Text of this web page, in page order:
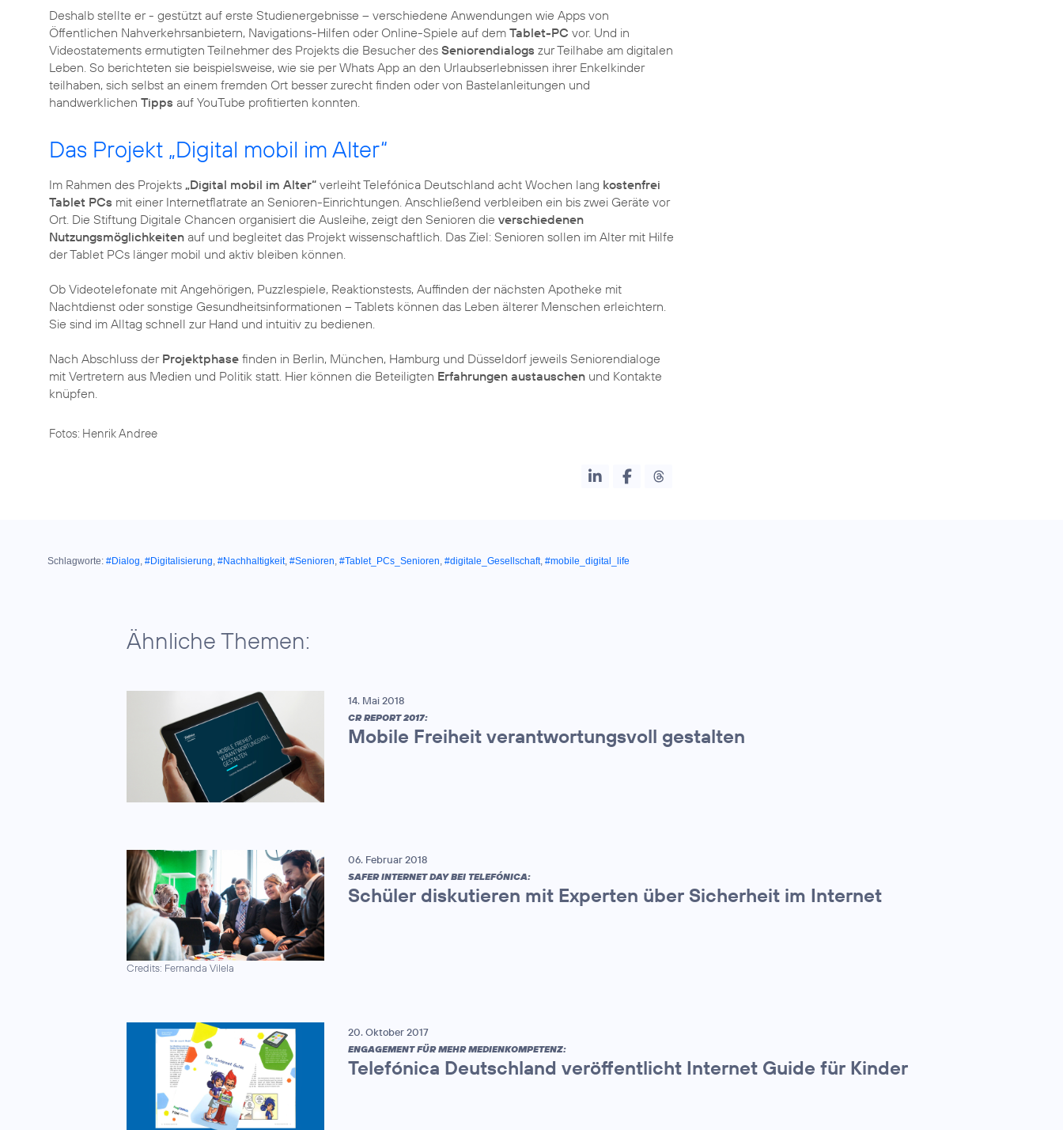
Deshalb stellte er - gestützt auf erste Studienergebnisse – verschiedene Anwendungen wie Apps von
Öffentlichen Nahverkehrsanbietern, Navigations-Hilfen oder Online-Spiele auf dem Tablet-PC vor. Und in
Videostatements ermutigten Teilnehmer des Projekts die Besucher des Seniorendialogs zur Teilhabe am digitalen
Leben. So berichteten sie beispielsweise, wie sie per Whats App an den Urlaubserlebnissen ihrer Enkelkinder
teilhaben, sich selbst an einem fremden Ort besser zurecht finden oder von Bastelanleitungen und
handwerklichen Tipps auf YouTube profitierten konnten.
Das Projekt „Digital mobil im Alter“
Im Rahmen des Projekts „Digital mobil im Alter“ verleiht Telefónica Deutschland acht Wochen lang kostenfrei
Tablet PCs mit einer Internetflatrate an Senioren-Einrichtungen. Anschließend verbleiben ein bis zwei Geräte vor
Ort. Die Stiftung Digitale Chancen organisiert die Ausleihe, zeigt den Senioren die verschiedenen
Nutzungsmöglichkeiten auf und begleitet das Projekt wissenschaftlich. Das Ziel: Senioren sollen im Alter mit Hilfe
der Tablet PCs länger mobil und aktiv bleiben können.
Ob Videotelefonate mit Angehörigen, Puzzlespiele, Reaktionstests, Auffinden der nächsten Apotheke mit
Nachtdienst oder sonstige Gesundheitsinformationen – Tablets können das Leben älterer Menschen erleichtern.
Sie sind im Alltag schnell zur Hand und intuitiv zu bedienen.
Nach Abschluss der Projektphase finden in Berlin, München, Hamburg und Düsseldorf jeweils Seniorendialoge
mit Vertretern aus Medien und Politik statt. Hier können die Beteiligten Erfahrungen austauschen und Kontakte
knüpfen.
Fotos: Henrik Andree
Schlagworte: #Dialog, #Digitalisierung, #Nachhaltigkeit, #Senioren, #Tablet_PCs_Senioren, #digitale_Gesellschaft, #mobile_digital_life
Ähnliche Themen:
14. Mai 2018
CR REPORT 2017:
Mobile Freiheit verantwortungsvoll gestalten
Credits: Fernanda Vilela
06. Februar 2018
SAFER INTERNET DAY BEI TELEFÓNICA:
Schüler diskutieren mit Experten über Sicherheit im Internet
20. Oktober 2017
ENGAGEMENT FÜR MEHR MEDIENKOMPETENZ:
Telefónica Deutschland veröffentlicht Internet Guide für Kinder